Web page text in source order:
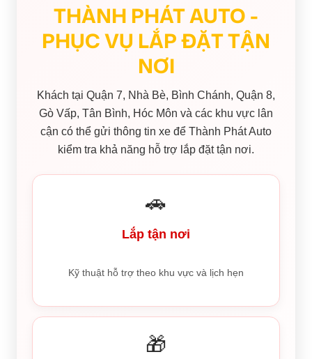
THÀNH PHÁT AUTO -
PHỤC VỤ LẮP ĐẶT TẬN
NƠI
Khách tại Quận 7, Nhà Bè, Bình Chánh, Quận 8,
Gò Vấp, Tân Bình, Hóc Môn và các khu vực lân
cận có thể gửi thông tin xe để Thành Phát Auto
kiểm tra khả năng hỗ trợ lắp đặt tận nơi.
🚗
Lắp tận nơi
Kỹ thuật hỗ trợ theo khu vực và lịch hẹn
🎁